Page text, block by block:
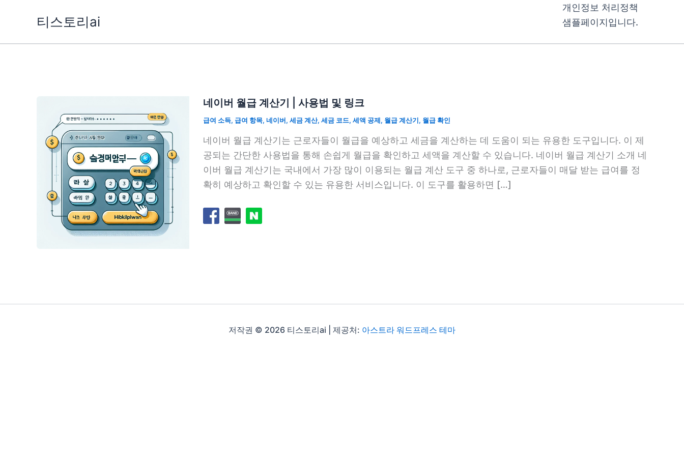
티스토리ai
개인정보 처리정책
샘플페이지입니다.
네이버 월급 계산기 | 사용법 및 링크
급여 소득, 급여 항목, 네이버, 세금 계산, 세금 코드, 세액 공제, 월급 계산기, 월급 확인
네이버 월급 계산기는 근로자들이 월급을 예상하고 세금을 계산하는 데 도움이 되는 유용한 도구입니다. 이 제
공되는 간단한 사용법을 통해 손쉽게 월급을 확인하고 세액을 계산할 수 있습니다. 네이버 월급 계산기 소개 네
이버 월급 계산기는 국내에서 가장 많이 이용되는 월급 계산 도구 중 하나로, 근로자들이 매달 받는 급여를 정
확히 예상하고 확인할 수 있는 유용한 서비스입니다. 이 도구를 활용하면 […]
저작권 © 2026 티스토리ai | 제공처: 아스트라 워드프레스 테마